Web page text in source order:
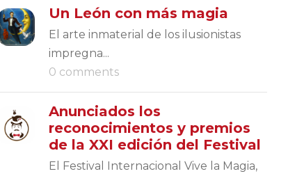
Un León con más magia
El arte inmaterial de los ilusionistas
impregna...
0 comments
Anunciados los
reconocimientos y premios
de la XXI edición del Festival
El Festival Internacional Vive la Magia,